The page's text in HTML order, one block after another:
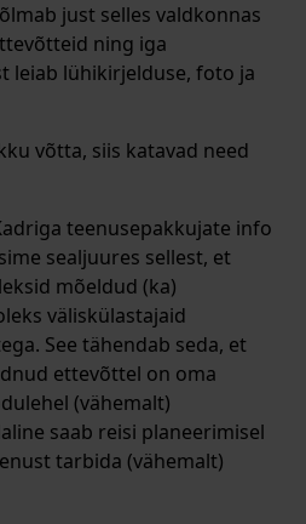
just selles valdkonnas
ning iga
leiab lühikirjelduse, foto ja
võtta, siis katavad need
teenusepakkujate info
sealjuures sellest, et
mõeldud (ka)
väliskülastajaid
See tähendab seda, et
ettevõttel on oma
(vähemalt)
saab reisi planeerimisel
tarbida (vähemalt)